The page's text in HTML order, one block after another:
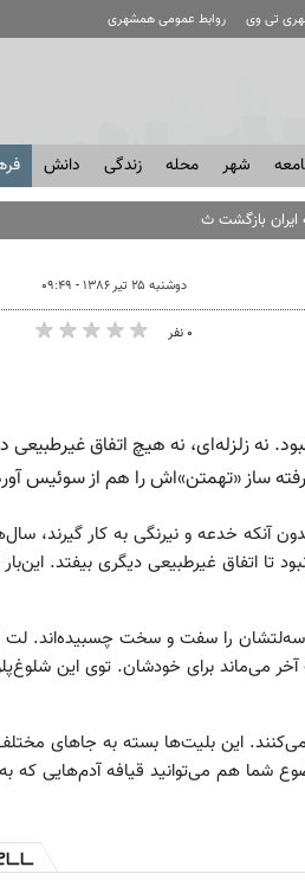
تی وی روابط عمومی همشهری
شهر محله زندگی دانش
دوشنبه ۲۵ تیر ۱۳۸۶ - ۰۹:۴۹
۰ نفر
نه زلزله‌ای، نه هیچ اتفاق غیرطبیعی
ساز «تهمتن»‌اش را هم از سوئیس
آنکه خدعه و نیرنگی به کار گیرند،
تا اتفاق غیرطبیعی دیگری بیفتد. این‌بار
را سفت و سخت چسبیده‌اند. لت
می‌ماند برای خودشان. توی این
شما هم می‌توانید قیافه آدم‌هایی که
انتشار برای
شهید
خود + ویدئو